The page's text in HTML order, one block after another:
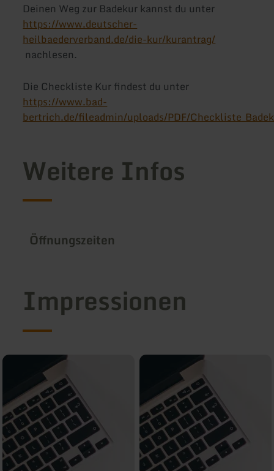
Deinen Weg zur Badekur kannst du unter
https://www.deutscher-
heilbaederverband.de/die-kur/kurantrag/
nachlesen.
Die Checkliste Kur findest du unter
https://www.bad-
bertrich.de/fileadmin/uploads/PDF/
Weitere Infos
Öffnungszeiten
Impressionen